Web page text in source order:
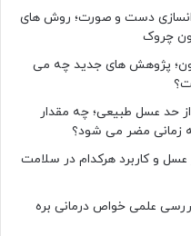
دست و صورت؛ روش های
چروک
پژوهش های جدید چه می
حد عسل طبیعی؛ چه مقدار
زمانی مضر می شود؟
عسل و کاربرد هرکدام در سلامت
علمی خواص درمانی بره